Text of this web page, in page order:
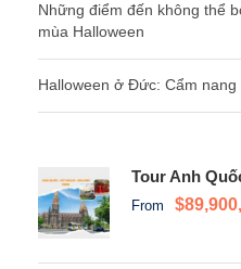
Những điểm đến không thể
mùa Halloween
Halloween ở Đức: Cẩm nang
Tour Anh
From